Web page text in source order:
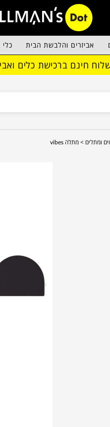
אביזרים והלבשת הבית
חינם ברכישת כלים
ומתלים > מתלה vibes